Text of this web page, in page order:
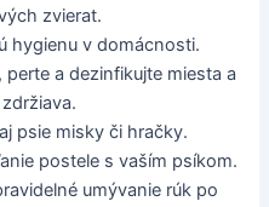
zvierat.
hygienu v domácnosti.
perte a dezinfikujte miesta a
psie misky či hračky.
postele s vaším psíkom.
umývanie rúk po